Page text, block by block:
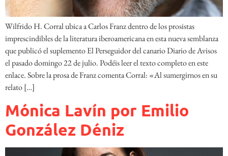
Wilfrido H. Corral ubica a Carlos Franz dentro de los prosistas
imprescindibles de la literatura iberoamericana en esta nueva semblanza
que publicó el suplemento El Perseguidor del canario Diario de Avisos
el pasado domingo 22 de julio. Podéis leer el texto completo en este
enlace. Sobre la prosa de Franz comenta Corral: «Al sumergirnos en su
relato […]
Mónica Lavín por Emilio
González Déniz